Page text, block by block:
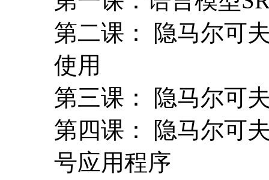
第二课： 隐马尔可
使用
第三课： 隐马尔可
第四课： 隐马尔可
号应用程序